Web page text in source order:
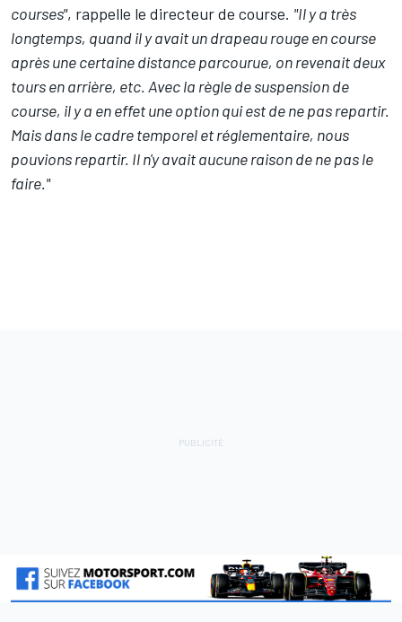
courses", rappelle le directeur de course. "Il y a très
longtemps, quand il y avait un drapeau rouge en course
après une certaine distance parcourue, on revenait deux
tours en arrière, etc. Avec la règle de suspension de
course, il y a en effet une option qui est de ne pas repartir.
Mais dans le cadre temporel et réglementaire, nous
pouvions repartir. Il n'y avait aucune raison de ne pas le
faire."